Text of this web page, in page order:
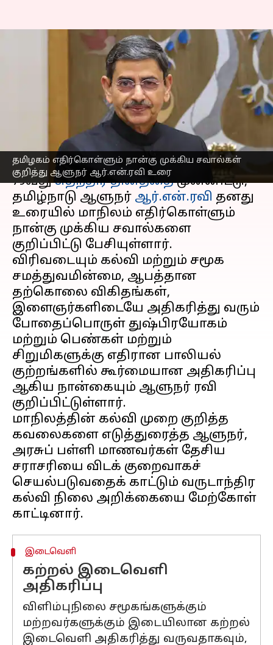
தமிழகம் எதிர்கொள்ளும் நான்கு முக்கிய சவால்கள்
குறித்து ஆளுநர் ஆர்.என்.ரவி உரை
தமிழகம் எதிர்கொள்ளும்
நான்கு முக்கிய சவால்கள்;
ஆளுநர் ஆர்.என்.ரவியின்
சுதந்திர தின உரை
Sekar Chinnappan Aug 14, 2025 07:15 pm
செய்தி முன்னோட்டம்
79வதுசுதந்திர தினத்தைமுன்னிட்டு,
தமிழ்நாடு ஆளுநர் ஆர்.என்.ரவி தனது
உரையில் மாநிலம் எதிர்கொள்ளும்
நான்கு முக்கிய சவால்களை
குறிப்பிட்டு பேசியுள்ளார்.
விரிவடையும் கல்வி மற்றும் சமூக
சமத்துவமின்மை, ஆபத்தான
தற்கொலை விகிதங்கள்,
இளைஞர்களிடையே அதிகரித்து வரும்
போதைப்பொருள் துஷ்பிரயோகம்
மற்றும் பெண்கள் மற்றும்
சிறுமிகளுக்கு எதிரான பாலியல்
குற்றங்களில் கூர்மையான அதிகரிப்பு
ஆகிய நான்கையும் ஆளுநர் ரவி
குறிப்பிட்டுள்ளார்.
மாநிலத்தின் கல்வி முறை குறித்த
கவலைகளை எடுத்துரைத்த ஆளுநர்,
அரசுப் பள்ளி மாணவர்கள் தேசிய
சராசரியை விடக் குறைவாகச்
செயல்படுவதைக் காட்டும் வருடாந்திர
கல்வி நிலை அறிக்கையை மேற்கோள்
இடைவெளி
கற்றல் இடைவெளி
அதிகரிப்பு
விளிம்புநிலை சமூகங்களுக்கும்
மற்றவர்களுக்கும் இடையிலான கற்றல்
இடைவெளி அதிகரித்து வருவதாகவும்,